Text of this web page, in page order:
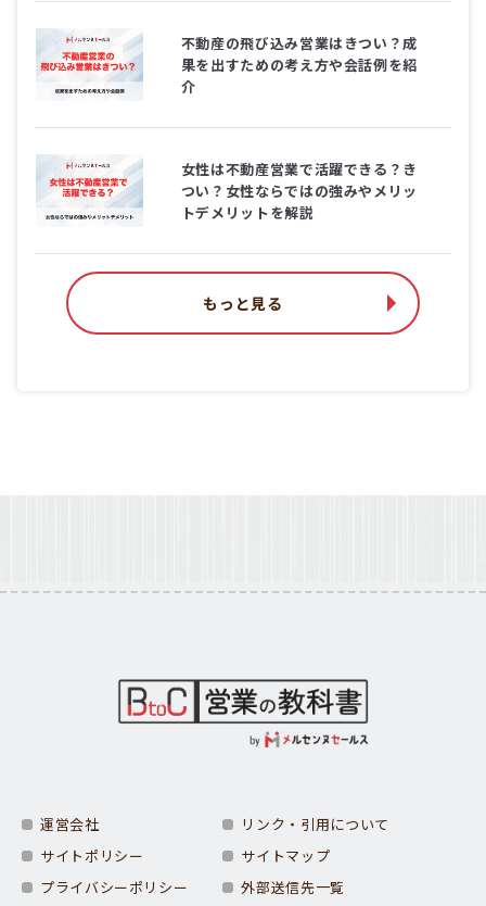
不動産の飛び込み営業はきつい？成
果を出すための考え方や会話例を紹
介
女性は不動産営業で活躍できる？き
つい？女性ならではの強みやメリッ
トデメリットを解説
もっと見る
運営会社
サイトポリシー
プライバシーポリシー
リンク・引用について
サイトマップ
外部送信先一覧